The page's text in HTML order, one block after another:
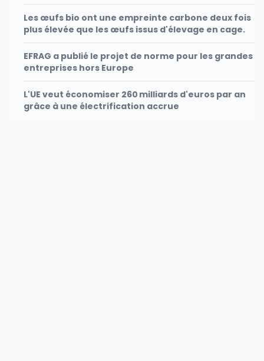
Les œufs bio ont une empreinte carbone deux fois
plus élevée que les œufs issus d'élevage en cage.
EFRAG a publié le projet de norme pour les grandes
entreprises hors Europe
L'UE veut économiser 260 milliards d'euros par an
grâce à une électrification accrue